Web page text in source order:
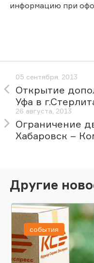
информацию при
05 сентября, 2013
Открытие
Уфа в
26 августа, 2013
Ограничение
Хабаровск –
Другие
события